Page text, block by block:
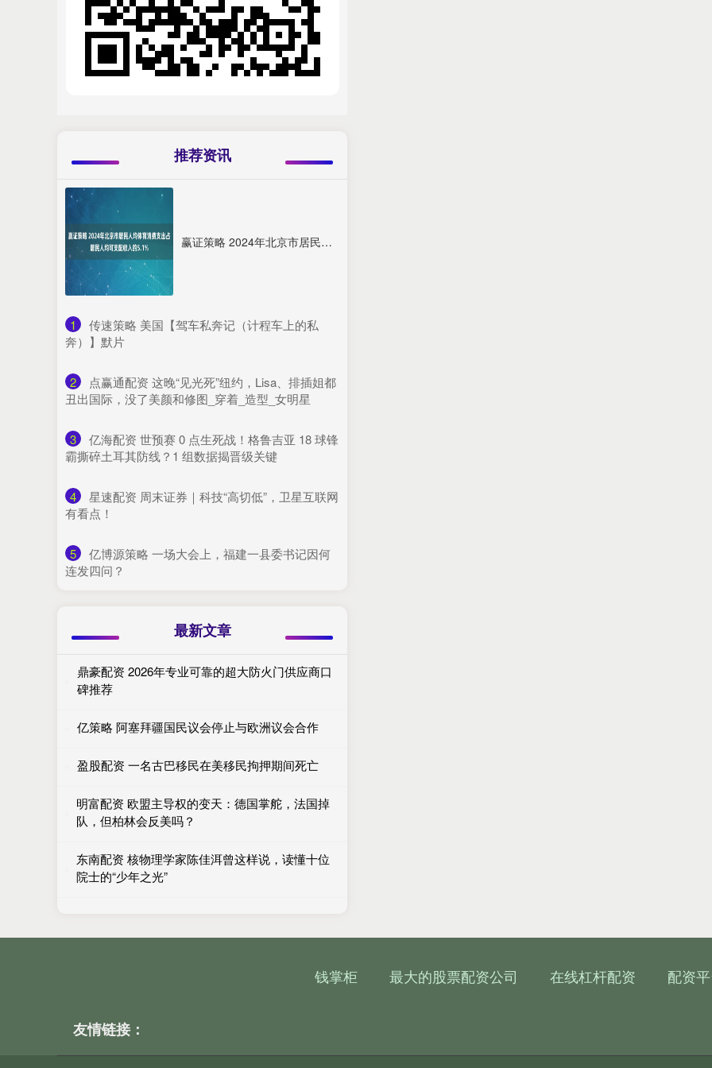
推荐资讯
赢证策略 2024年北京市居民人均体育消费支出占居民人均可支配收入的5.1%
1
​传速策略 美国【驾车私奔记（计程车上的私
奔）】默片
2
​点赢通配资 这晚“见光死”纽约，Lisa、排插姐都
丑出国际，没了美颜和修图_穿着_造型_女明星
3
​亿海配资 世预赛 0 点生死战！格鲁吉亚 18 球锋
霸撕碎土耳其防线？1 组数据揭晋级关键
4
​星速配资 周末证券｜科技“高切低”，卫星互联网
有看点！
5
​亿博源策略 一场大会上，福建一县委书记因何
连发四问？
最新文章
鼎豪配资 2026年专业可靠的超大防火门供应商口
碑推荐
亿策略 阿塞拜疆国民议会停止与欧洲议会合作
盈股配资 一名古巴移民在美移民拘押期间死亡
明富配资 欧盟主导权的变天：德国掌舵，法国掉
队，但柏林会反美吗？
东南配资 核物理学家陈佳洱曾这样说，读懂十位
院士的“少年之光”
钱掌柜 最大的股票配资公司 在线杠杆配资 配资
友情链接：